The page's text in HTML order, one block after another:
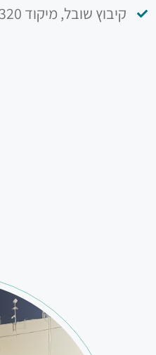
קיבוץ שובל, מיקוד 85320